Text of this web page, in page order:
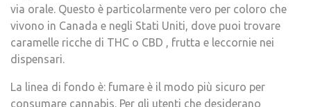
via orale. Questo è particolarmente vero per coloro che
vivono in Canada e negli Stati Uniti, dove puoi trovare
caramelle ricche di THC o CBD , frutta e leccornie nei
dispensari.
La linea di fondo è: fumare è il modo più sicuro per
consumare cannabis. Per gli utenti che desiderano